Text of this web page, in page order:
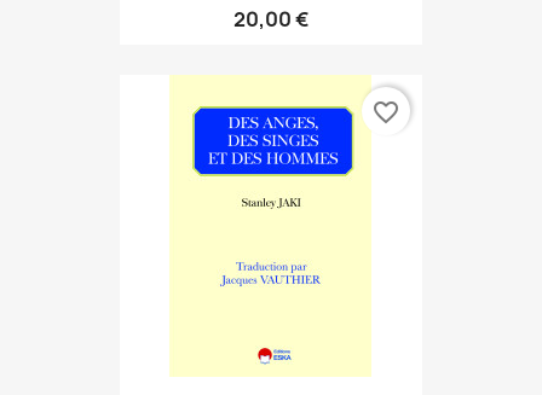
20,00 €
favorite_border